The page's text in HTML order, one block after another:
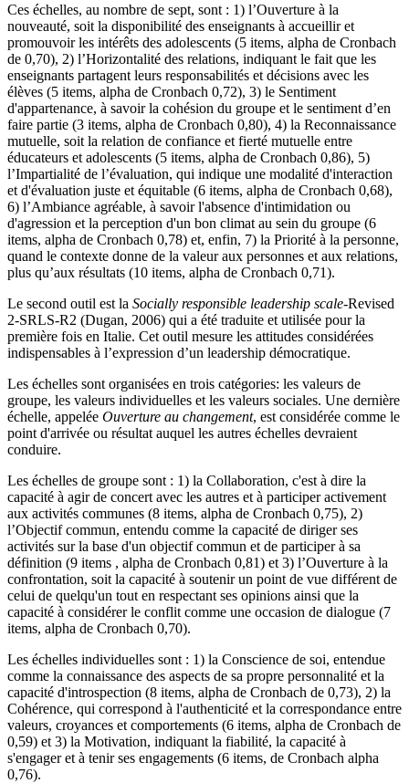
Ces échelles, au nombre de sept, sont : 1) l’Ouverture à la
nouveauté, soit la disponibilité des enseignants à accueillir et
promouvoir les intérêts des adolescents (5 items, alpha de Cronbach
de 0,70), 2) l’Horizontalité des relations, indiquant le fait que les
enseignants partagent leurs responsabilités et décisions avec les
élèves (5 items, alpha de Cronbach 0,72), 3) le Sentiment
d'appartenance, à savoir la cohésion du groupe et le sentiment d’en
faire partie (3 items, alpha de Cronbach 0,80), 4) la Reconnaissance
mutuelle, soit la relation de confiance et fierté mutuelle entre
éducateurs et adolescents (5 items, alpha de Cronbach 0,86), 5)
l’Impartialité de l’évaluation, qui indique une modalité d'interaction
et d'évaluation juste et équitable (6 items, alpha de Cronbach 0,68),
6) l’Ambiance agréable, à savoir l'absence d'intimidation ou
d'agression et la perception d'un bon climat au sein du groupe (6
items, alpha de Cronbach 0,78) et, enfin, 7) la Priorité à la personne,
quand le contexte donne de la valeur aux personnes et aux relations,
plus qu’aux résultats (10 items, alpha de Cronbach 0,71).
Le second outil est la Socially responsible leadership scale-Revised
2-SRLS-R2 (Dugan, 2006) qui a été traduite et utilisée pour la
première fois en Italie. Cet outil mesure les attitudes considérées
indispensables à l’expression d’un leadership démocratique.
Les échelles sont organisées en trois catégories: les valeurs de
groupe, les valeurs individuelles et les valeurs sociales. Une dernière
échelle, appelée Ouverture au changement, est considérée comme le
point d'arrivée ou résultat auquel les autres échelles devraient
conduire.
Les échelles de groupe sont : 1) la Collaboration, c'est à dire la
capacité à agir de concert avec les autres et à participer activement
aux activités communes (8 items, alpha de Cronbach 0,75), 2)
l’Objectif commun, entendu comme la capacité de diriger ses
activités sur la base d'un objectif commun et de participer à sa
définition (9 items , alpha de Cronbach 0,81) et 3) l’Ouverture à la
confrontation, soit la capacité à soutenir un point de vue différent de
celui de quelqu'un tout en respectant ses opinions ainsi que la
capacité à considérer le conflit comme une occasion de dialogue (7
items, alpha de Cronbach 0,70).
Les échelles individuelles sont : 1) la Conscience de soi, entendue
comme la connaissance des aspects de sa propre personnalité et la
capacité d'introspection (8 items, alpha de Cronbach de 0,73), 2) la
Cohérence, qui correspond à l'authenticité et la correspondance entre
valeurs, croyances et comportements (6 items, alpha de Cronbach de
0,59) et 3) la Motivation, indiquant la fiabilité, la capacité à
s'engager et à tenir ses engagements (6 items, de Cronbach alpha
0,76).